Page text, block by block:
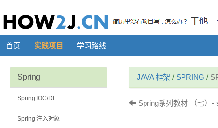
首页 实践项目 学习路线
Spring
Spring IOC/DI
Spring 注入对象
JAVA 框架 / SPRING /
Spring系列教材 （七）-